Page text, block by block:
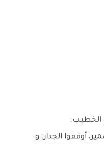
الضمير، أوقفوا الجدار، و